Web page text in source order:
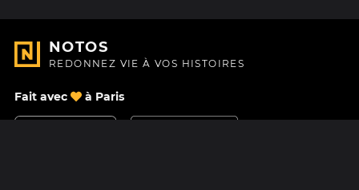
NOTOS
REDONNEZ VIE À VOS HISTOIRES
Fait avec à Paris